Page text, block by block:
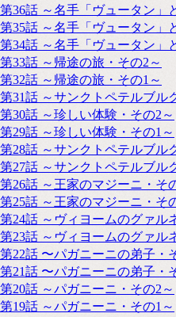
第36話 ～名手「ヴュータン」
第35話 ～名手「ヴュータン」
第34話 ～名手「ヴュータン」
第33話 ～帰途の旅・その2～
第32話 ～帰途の旅・その1～
第31話 ～サンクトペテルブル
第30話 ～珍しい体験・その2～
第29話 ～珍しい体験・その1～
第28話 ～サンクトペテルブル
第27話 ～サンクトペテルブル
第26話 ～王家のマジーニ・そ
第25話 ～王家のマジーニ・そ
第24話 ～ヴィヨームのグァル
第23話 ～ヴィヨームのグァル
第22話 〜パガニーニの弟子・
第21話 〜パガニーニの弟子・
第20話 ～パガニーニ・その2～
第19話 ～パガニーニ・その1～